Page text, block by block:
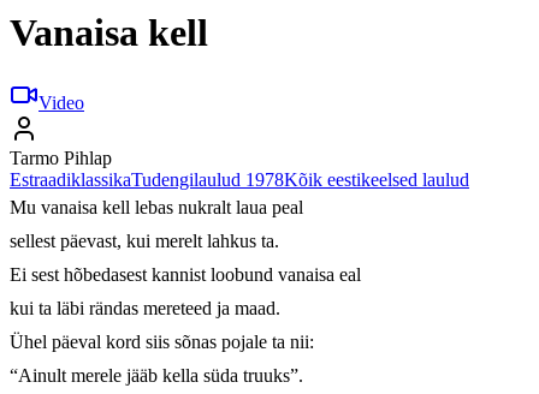
Vanaisa kell
Video
Tarmo Pihlap
EstraadiklassikaTudengilaulud 1978Kõik eestikeelsed laulud
Mu vanaisa kell lebas nukralt laua peal
sellest päevast, kui merelt lahkus ta.
Ei sest hõbedasest kannist loobund vanaisa eal
kui ta läbi rändas mereteed ja maad.
Ühel päeval kord siis sõnas pojale ta nii:
“Ainult merele jääb kella süda truuks”.